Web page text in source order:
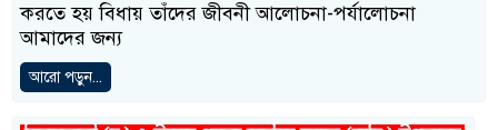
করতে হয় বিধায় তাঁদের জীবনী আলোচনা-পর্যালোচনা
আমাদের জন্য
আরো পড়ুন...